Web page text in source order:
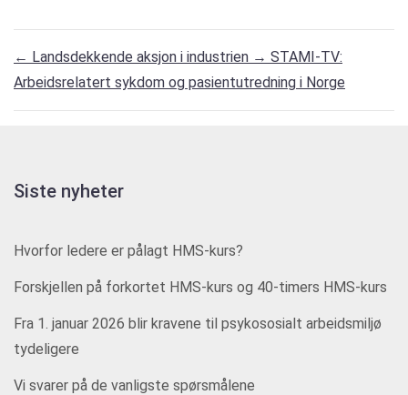
← Landsdekkende aksjon i industrien → STAMI-TV:
Arbeidsrelatert sykdom og pasientutredning i Norge
Siste nyheter
Hvorfor ledere er pålagt HMS-kurs?
Forskjellen på forkortet HMS-kurs og 40-timers HMS-kurs
Fra 1. januar 2026 blir kravene til psykososialt arbeidsmiljø
tydeligere
Vi svarer på de vanligste spørsmålene